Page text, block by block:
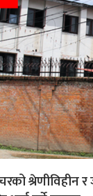
श्रेणीविहीन